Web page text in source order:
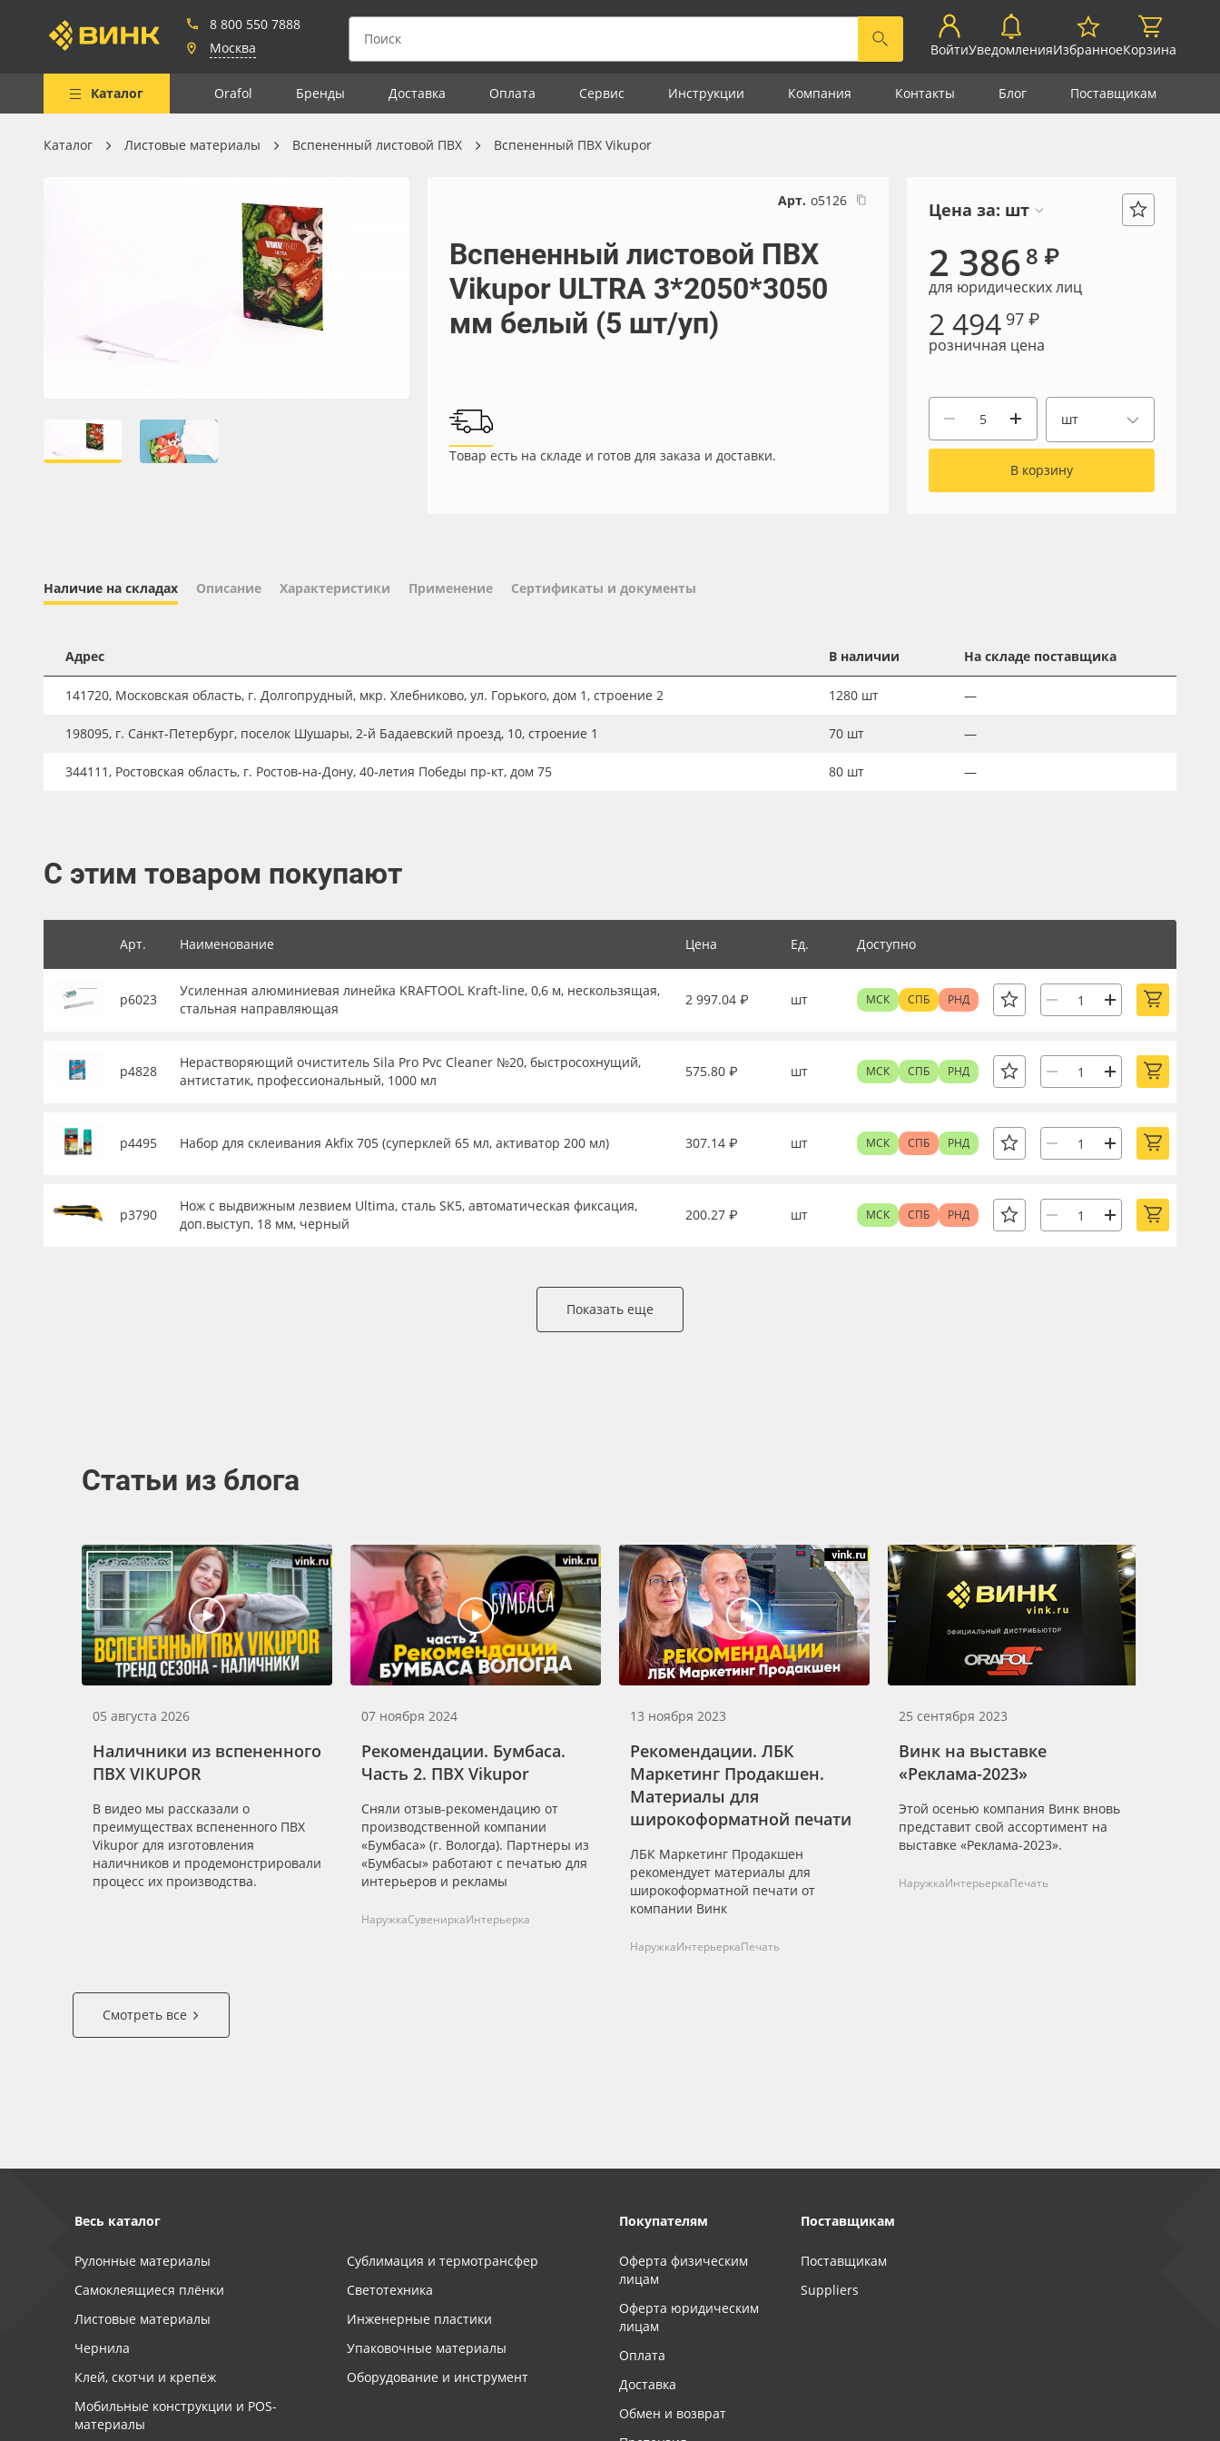
8 800 550 7888
Москва
ВойтиУведомленияИзбранноеКорзина
Каталог Orafol Бренды Доставка Оплата Сервис Инструкции Компания Контакты Блог Поставщикам
Весь каталог
Мобильные конструкции и
Сублимация и термотрансфер
Новинки ассортимента
Плёнка монтажная Oratape
ПЭТ листовой
ПЭТ бэклит
Заготовки для сувениров
Каталог Листовые материалы Вспененный листовой ПВХ Вспененный ПВХ Vikupor
Арт. о5126
Вспененный листовой ПВХ
Vikupor ULTRA 3*2050*3050
мм белый (5 шт/уп)
Товар есть на складе и готов для заказа и доставки.
Цена за: шт
2 386 8 ₽
для юридических лиц
2 494 97 ₽
розничная цена
шт
В корзину
Наличие на складах Описание Характеристики Применение Сертификаты и документы
Адрес В наличии На складе поставщика
141720, Московская область, г. Долгопрудный, мкр. Хлебниково, ул. Горького, дом 1, строение 2 1280 шт —
198095, г. Санкт-Петербург, поселок Шушары, 2-й Бадаевский проезд, 10, строение 1 70 шт —
344111, Ростовская область, г. Ростов-на-Дону, 40-летия Победы пр-кт, дом 75 80 шт —
С этим товаром покупают
Арт. Наименование Цена Ед. Доступно
р6023
Усиленная алюминиевая линейка KRAFTOOL Kraft-line, 0,6 м, нескользящая,
стальная направляющая
2 997.04 ₽ шт МСК СПБ РНД
р4828
Нерастворяющий очиститель Sila Pro Pvc Cleaner №20, быстросохнущий,
антистатик, профессиональный, 1000 мл
575.80 ₽ шт МСК СПБ РНД
р4495 Набор для склеивания Akfix 705 (суперклей 65 мл, активатор 200 мл) 307.14 ₽ шт МСК СПБ РНД
р3790
Нож с выдвижным лезвием Ultima, сталь SK5, автоматическая фиксация,
доп.выступ, 18 мм, черный
200.27 ₽ шт МСК СПБ РНД
Показать еще
Статьи из блога
05 августа 2026
Наличники из вспененного
ПВХ VIKUPOR
В видео мы рассказали о
преимуществах вспененного ПВХ
Vikupor для изготовления
наличников и продемонстрировали
процесс их производства.
07 ноября 2024
Рекомендации. Бумбаса.
Часть 2. ПВХ Vikupor
Сняли отзыв-рекомендацию от
производственной компании
«Бумбаса» (г. Вологда). Партнеры из
«Бумбасы» работают с печатью для
интерьеров и рекламы
НаружкаСувениркаИнтерьерка
13 ноября 2023
Рекомендации. ЛБК
Маркетинг Продакшен.
Материалы для
широкоформатной печати
ЛБК Маркетинг Продакшен
рекомендует материалы для
широкоформатной печати от
компании Винк
НаружкаИнтерьеркаПечать
25 сентября 2023
Винк на выставке
«Реклама-2023»
Этой осенью компания Винк вновь
представит свой ассортимент на
выставке «Реклама-2023».
НаружкаИнтерьеркаПечать
Смотреть все
Весь каталог
Рулонные материалы
Самоклеящиеся плёнки
Листовые материалы
Чернила
Клей, скотчи и крепёж
Мобильные конструкции и POS-
материалы
Сублимация и термотрансфер
Светотехника
Инженерные пластики
Упаковочные материалы
Оборудование и инструмент
Покупателям
Оферта физическим
лицам
Оферта юридическим
лицам
Оплата
Доставка
Обмен и возврат
Поставщикам
Поставщикам
Suppliers